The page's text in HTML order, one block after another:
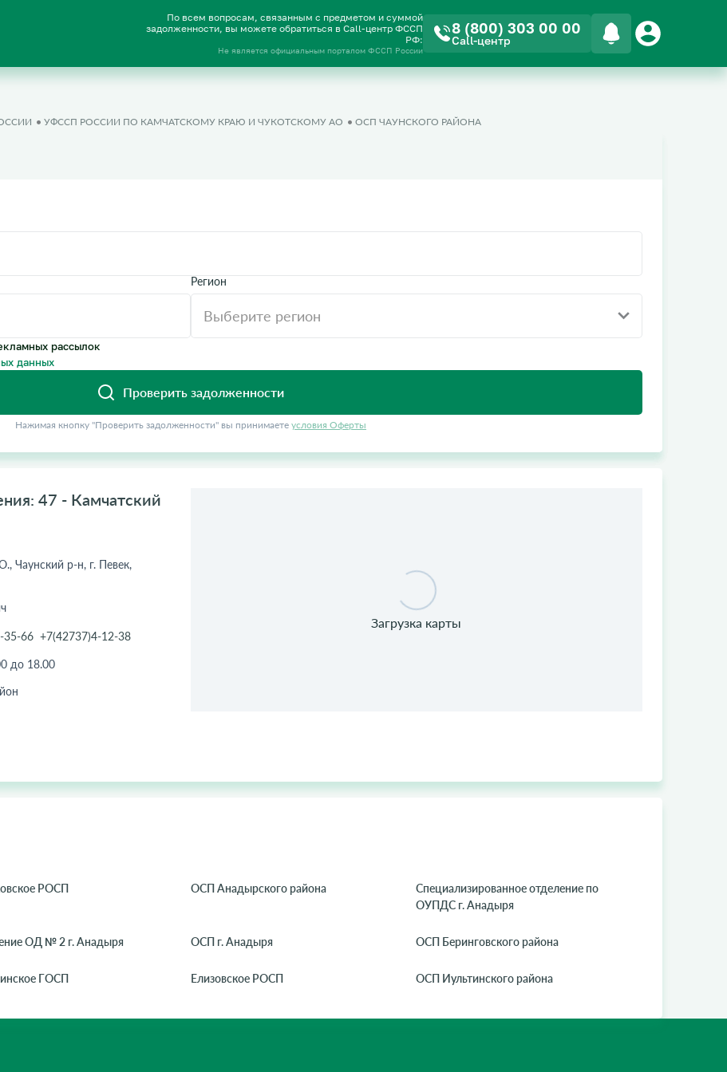
По всем вопросам, связанным с предметом и суммой
задолженности, вы можете обратиться в Call-центр ФССП
РФ:
Не является официальным порталом ФССП России
8 (800) 303 00 00
Call-центр
УФССП РОССИИ ПО КАМЧАТСКОМУ КРАЮ И ЧУКОТСКОМУ АО ОСП ЧАУНСКОГО РАЙОНА
Регион
рассылок
данных
Проверить задолженности
Нажимая кнопку "Проверить задолженности" вы принимаете условия Оферты
47 - Камчатский
Чаунский р-н, г. Певек,
35-66 +7(42737)4-12-38
до 18.00
РОСП ОСП Анадырского района
Специализированное отделение по
ОУПДС г. Анадыря
ОД № 2 г. Анадыря ОСП г. Анадыря ОСП Беринговского района
ГОСП Елизовское РОСП ОСП Иультинского района